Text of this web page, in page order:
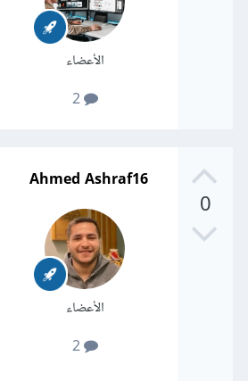
الأعضاء
2
0
Ahmed Ashraf16
الأعضاء
2